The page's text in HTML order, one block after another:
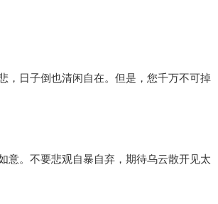
，日子倒也清闲自在。但是，您千万不可掉
意。不要悲观自暴自弃，期待乌云散开见太